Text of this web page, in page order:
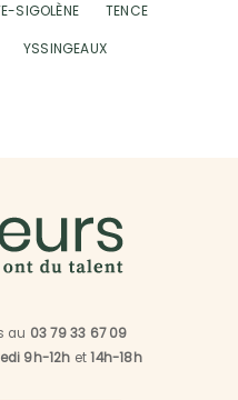
SIGOLÈNE
TENCE
YSSINGEAUX
au 03 79 33 67 09
9h-12h et14h-18h